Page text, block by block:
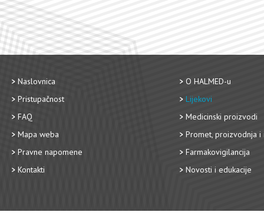
Naslovnica
Pristupačnost
FAQ
Mapa weba
Pravne napomene
Kontakti
O HALMED-u
Lijekovi
Medicinski proizvodi
Promet, proizvodnja i
Farmakovigilancija
Novosti i edukacije